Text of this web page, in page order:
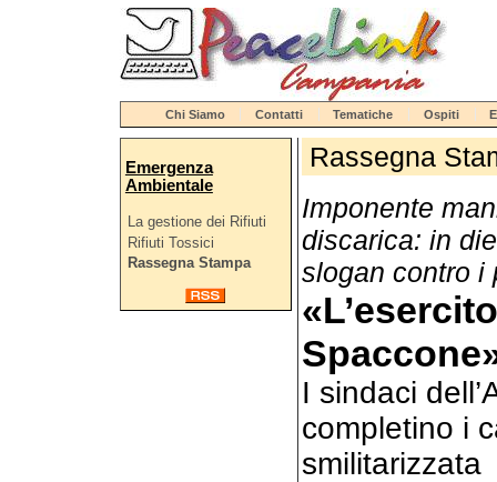
Chi Siamo Contatti Tematiche Ospiti
Emergenza
Ambientale
La gestione dei Rifiuti
Rifiuti Tossici
Rassegna Stampa
Rassegna
Imponente
discarica: in
slogan contro i
I sindaci
completino i
smilitarizzata